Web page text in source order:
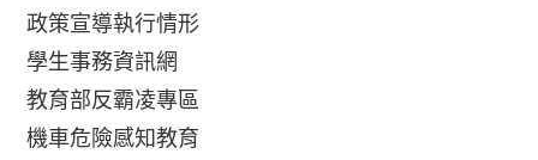
政策宣導執行情形
學生事務資訊網
教育部反霸凌專區
機車危險感知教育